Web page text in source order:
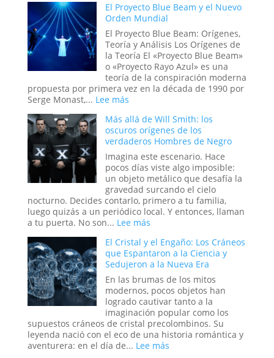
Mano
Masonería
y
Simbolismo
Esotérico
en
los
El Proyecto Blue Beam y el Nuevo
Orden Mundial
El Proyecto Blue Beam: Orígenes,
Teoría y Análisis Los Orígenes de
la Teoría El «Proyecto Blue Beam»
o «Proyecto Rayo Azul» es una
teoría de la conspiración moderna
propuesta por primera vez en la década de 1990 por
Serge Monast,... Lee más:
Proyecto
Blue
Beam
y
el
Nuevo
Orden
Mundial
Más allá de Will Smith: los
oscuros orígenes de los
verdaderos Hombres de Negro
Imagina este escenario. Hace
pocos días viste algo imposible:
un objeto metálico que desafía la
gravedad surcando el cielo
nocturno. Decides contarlo, primero a tu familia,
luego quizás a un periódico local. Y entonces, llaman
a tu puerta. No son... Lee más:
allá
de
Will
Smith:
los
oscuros
orígenes
de
los
verdaderos
El Cristal y el Engaño: Los Cráneos
que Espantaron a la Ciencia y
Sedujeron a la Nueva Era
En las brumas de los mitos
modernos, pocos objetos han
logrado cautivar tanto a la
imaginación popular como los
supuestos cráneos de cristal precolombinos. Su
leyenda nació con el eco de una historia romántica y
aventurera: en el día de... Lee más: